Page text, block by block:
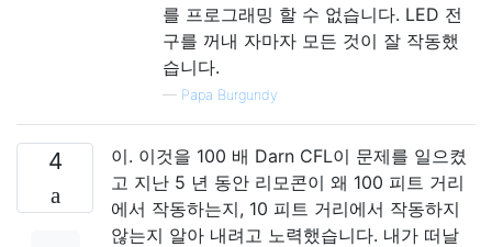
를 프로그래밍 할 수 없습니다. LED 전
구를 꺼내 자마자 모든 것이 잘 작동했
습니다.
— Papa Burgundy
4
이. 이것을 100 배 Darn CFL이 문제를 일으켰
고 지난 5 년 동안 리모콘이 왜 100 피트 거리
에서 작동하는지, 10 피트 거리에서 작동하지
않는지 알아 내려고 노력했습니다. 내가 떠날